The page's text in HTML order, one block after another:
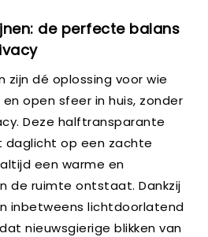
de perfecte balans
zijn dé oplossing voor wie
open sfeer in huis, zonder
Deze halftransparante
daglicht op een zachte
een warme en
de ruimte ontstaat. Dankzij
inbetweens lichtdoorlatend
nieuwsgierige blikken van